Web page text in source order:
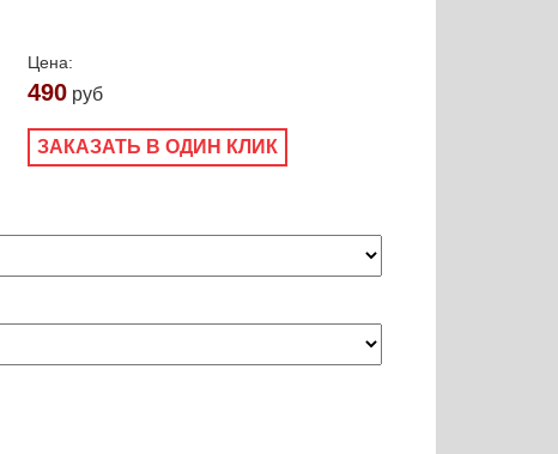
Цена:
490 руб
ЗАКАЗАТЬ В ОДИН КЛИК